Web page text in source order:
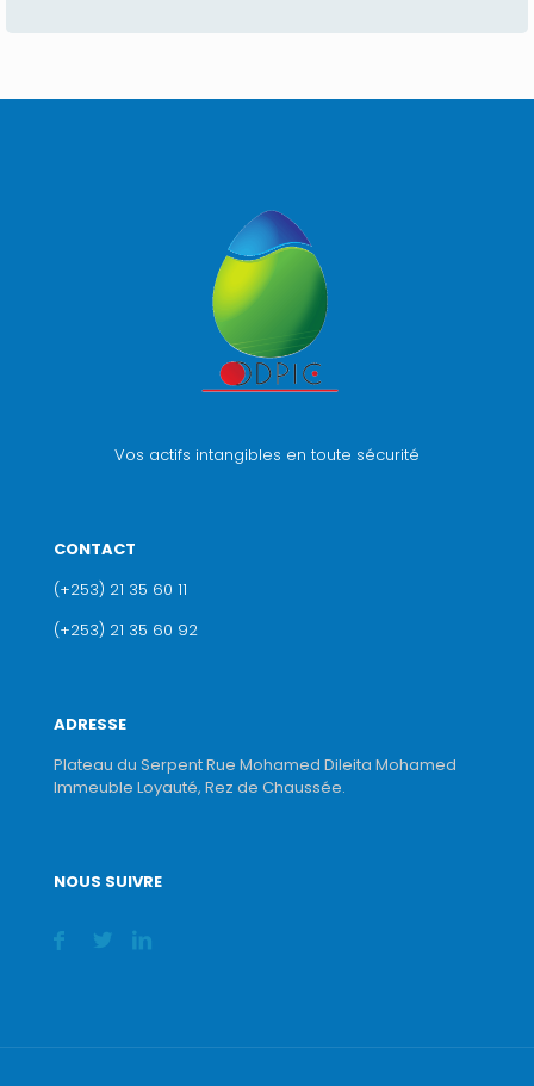
Vos actifs intangibles en toute sécurité
CONTACT
(+253) 21 35 60 11
(+253) 21 35 60 92
ADRESSE
Plateau du Serpent Rue Mohamed Dileita Mohamed
Immeuble Loyauté, Rez de Chaussée.
NOUS SUIVRE